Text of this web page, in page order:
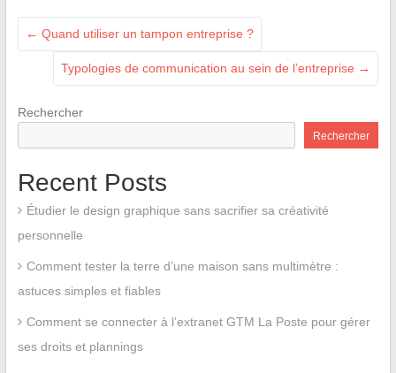
← Quand utiliser un tampon entreprise ?
Typologies de communication au sein de l’entreprise →
Rechercher
Rechercher
Recent Posts
Étudier le design graphique sans sacrifier sa créativité
personnelle
Comment tester la terre d’une maison sans multimètre :
astuces simples et fiables
Comment se connecter à l’extranet GTM La Poste pour gérer
ses droits et plannings